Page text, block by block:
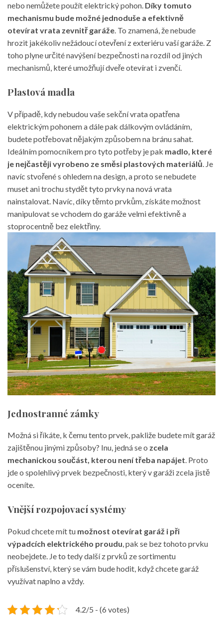
nebo nemůžete použít elektrický pohon. Díky tomuto
mechanismu bude možné jednoduše a efektivně
otevírat vrata zevnitř garáže. To znamená, že nebude
hrozit jakékoliv nežádoucí otevření z exteriéru vaší garáže. Z
toho plyne určité navýšení bezpečnosti na rozdíl od jiných
mechanismů, které umožňují dveře otevírat i zvenčí.
Plastová madla
V případě, kdy nebudou vaše sekční vrata opatřena
elektrickým pohonem a dále pak dálkovým ovládáním,
budete potřebovat nějakým způsobem na bránu sahat.
Ideálním pomocníkem pro tyto potřeby je pak madlo, které
je nejčastěji vyrobeno ze směsi plastových materiálů. Je
navíc stvořené s ohledem na design, a proto se nebudete
muset ani trochu stydět tyto prvky na nová vrata
nainstalovat. Navíc, díky těmto prvkům, získáte možnost
manipulovat se vchodem do garáže velmi efektivně a
stoprocentně bez elektřiny.
Jednostranné zámky
Možná si říkáte, k čemu tento prvek, pakliže budete mít garáž
zajištěnou jinými způsoby? Inu, jedná se o zcela
mechanickou součást, kterou není třeba napájet. Proto
jde o spolehlivý prvek bezpečnosti, který v garáži zcela jistě
oceníte.
Vnější rozpojovací systémy
Pokud chcete mít tu možnost otevírat garáž i při
výpadcích elektrického proudu, pak se bez tohoto prvku
neobejdete. Je to tedy další z prvků ze sortimentu
příslušenství, který se vám bude hodit, když chcete garáž
využívat naplno a vždy.
4.2/5 - (6 votes)